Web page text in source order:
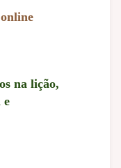
na lição,
e